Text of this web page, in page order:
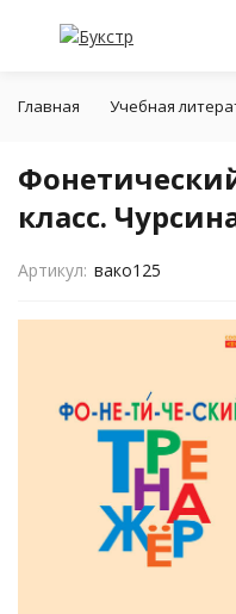
Главная Учебная
класс.
Артикул: вако125